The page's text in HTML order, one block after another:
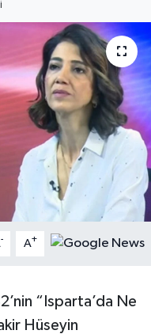
- A+
“Isparta’da Ne
Hüseyin